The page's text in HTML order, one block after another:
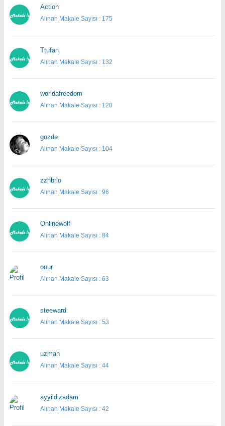
Action
Alınan Makale Sayısı : 175
Ttufan
Alınan Makale Sayısı : 132
worldafreedom
Alınan Makale Sayısı : 120
gozde
Alınan Makale Sayısı : 104
zzhbrlo
Alınan Makale Sayısı : 96
Onlinewolf
Alınan Makale Sayısı : 84
onur
Alınan Makale Sayısı : 63
steeward
Alınan Makale Sayısı : 53
uzman
Alınan Makale Sayısı : 44
ayyildizadam
Alınan Makale Sayısı : 42